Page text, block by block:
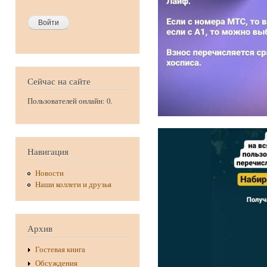
Сейчас на сайте
Пользователей онлайн: 0.
Навигация
Новости
Наши коллеги и друзья
Архив
Гостевая книга
Обсуждения